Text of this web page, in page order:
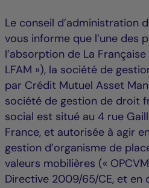
Le conseil d’administration
vous informe que l’une des
l’absorption de La
LFAM »), la société de
par Crédit Mutuel Asset
société de gestion de droit
social est situé au 4 rue
France, et autorisée à agir
gestion d’organisme de
valeurs mobilières («
Directive 2009/65/CE, et en